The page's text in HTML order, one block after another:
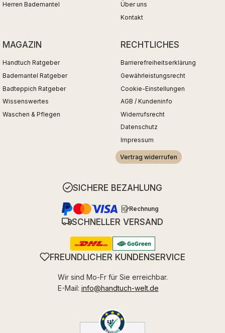
Herren Bademantel
Über uns
Kontakt
MAGAZIN
Handtuch Ratgeber
Bademantel Ratgeber
Badteppich Ratgeber
Wissenswertes
Waschen & Pflegen
RECHTLICHES
Barrierefreiheitserklärung
Gewährleistungsrecht
Cookie-Einstellungen
AGB / Kundeninfo
Widerrufsrecht
Datenschutz
Impressum
Vertrag widerrufen
SICHERE BEZAHLUNG
Rechnung
SCHNELLER VERSAND
FREUNDLICHER KUNDENSERVICE
Wir sind Mo-Fr für Sie erreichbar.
E-Mail: info@handtuch-welt.de